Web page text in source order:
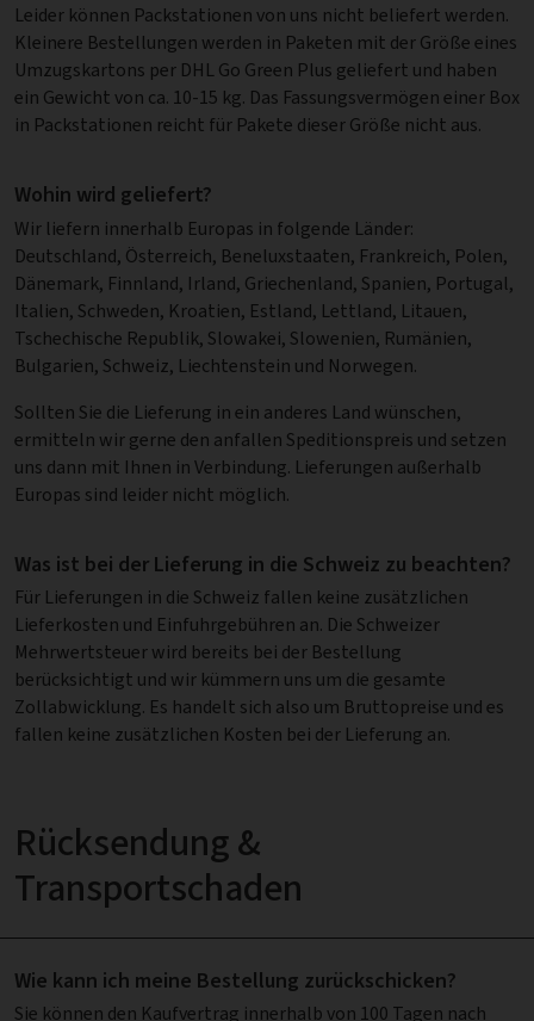
Leider können Packstationen von uns nicht beliefert werden.
Kleinere Bestellungen werden in Paketen mit der Größe eines
Umzugskartons per DHL Go Green Plus geliefert und haben
ein Gewicht von ca. 10-15 kg. Das Fassungsvermögen einer Box
in Packstationen reicht für Pakete dieser Größe nicht aus.
Wohin wird geliefert?
Wir liefern innerhalb Europas in folgende Länder:
Deutschland, Österreich, Beneluxstaaten, Frankreich, Polen,
Dänemark, Finnland, Irland, Griechenland, Spanien, Portugal,
Italien, Schweden, Kroatien, Estland, Lettland, Litauen,
Tschechische Republik, Slowakei, Slowenien, Rumänien,
Bulgarien, Schweiz, Liechtenstein und Norwegen.
Sollten Sie die Lieferung in ein anderes Land wünschen,
ermitteln wir gerne den anfallen Speditionspreis und setzen
uns dann mit Ihnen in Verbindung. Lieferungen außerhalb
Europas sind leider nicht möglich.
Was ist bei der Lieferung in die Schweiz zu beachten?
Für Lieferungen in die Schweiz fallen keine zusätzlichen
Lieferkosten und Einfuhrgebühren an. Die Schweizer
Mehrwertsteuer wird bereits bei der Bestellung
berücksichtigt und wir kümmern uns um die gesamte
Zollabwicklung. Es handelt sich also um Bruttopreise und es
fallen keine zusätzlichen Kosten bei der Lieferung an.
Rücksendung &
Transportschaden
Wie kann ich meine Bestellung zurückschicken?
Sie können den Kaufvertrag innerhalb von 100 Tagen nach